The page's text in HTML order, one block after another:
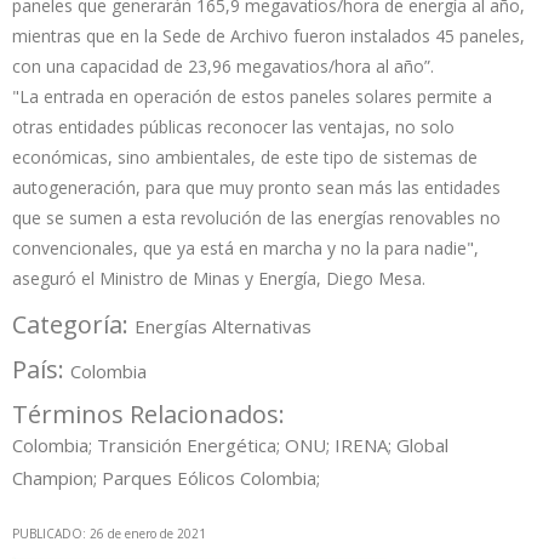
paneles que generarán 165,9 megavatios/hora de energía al año,
mientras que en la Sede de Archivo fueron instalados 45 paneles,
con una capacidad de 23,96 megavatios/hora al año”.
"La entrada en operación de estos paneles solares permite a
otras entidades públicas reconocer las ventajas, no solo
económicas, sino ambientales, de este tipo de sistemas de
autogeneración, para que muy pronto sean más las entidades
que se sumen a esta revolución de las energías renovables no
convencionales, que ya está en marcha y no la para nadie",
aseguró el Ministro de Minas y Energía, Diego Mesa.
Categoría: Energías Alternativas
País: Colombia
Términos Relacionados:
Colombia; Transición Energética; ONU; IRENA; Global
Champion; Parques Eólicos Colombia;
PUBLICADO: 26 de enero de 2021